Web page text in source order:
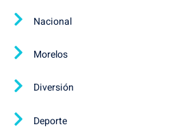
Nacional
Morelos
Diversión
Deporte